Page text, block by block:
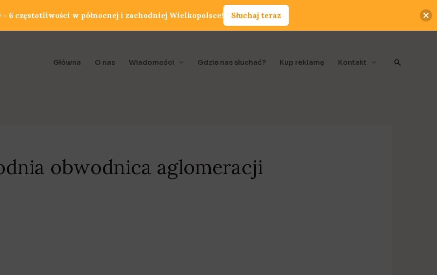
Główna O nas Wiadomości Gdzie nas słuchać? Kup reklamę Kontakt Szukaj
obwodnica aglomeracji
6 częstotliwości w północnej i zachodniej Wielkopolsce! Słuchaj teraz